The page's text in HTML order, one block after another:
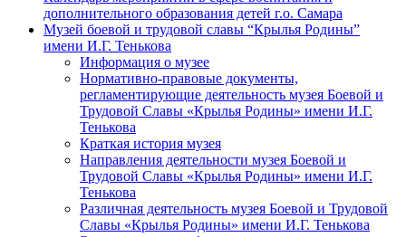
дополнительного образования детей г.о. Самара
Музей боевой и трудовой славы “Крылья Родины”
имени И.Г. Тенькова
Информация о музее
Нормативно-правовые документы,
регламентирующие деятельность музея Боевой и
Трудовой Славы «Крылья Родины» имени И.Г.
Тенькова
Краткая история музея
Направления деятельности музея Боевой и
Трудовой Славы «Крылья Родины» имени И.Г.
Тенькова
Различная деятельность музея Боевой и Трудовой
Славы «Крылья Родины» имени И.Г. Тенькова